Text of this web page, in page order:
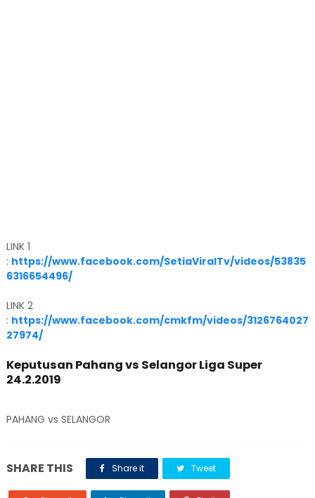
LINK 1
: https://www.facebook.com/SetiaViralTv/videos/53835
6316654496/
LINK 2
: https://www.facebook.com/cmkfm/videos/3126764027
27974/
Keputusan Pahang vs Selangor Liga Super
24.2.2019
PAHANG vs SELANGOR
SHARE THIS Share it Tweet